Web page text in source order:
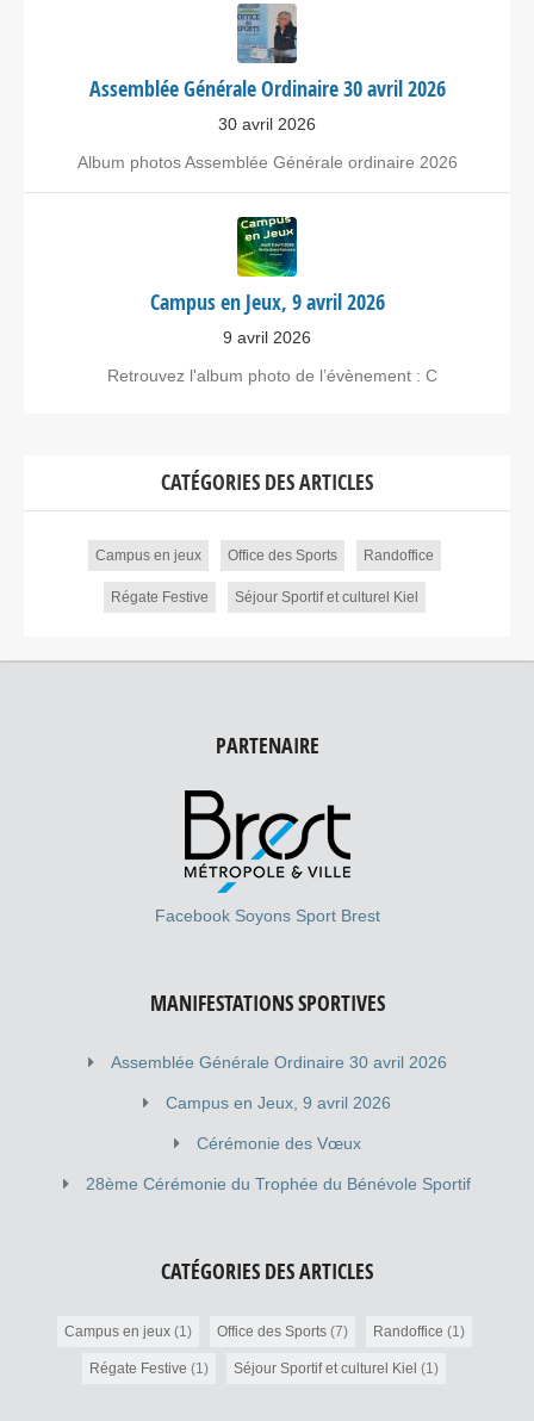
Assemblée Générale Ordinaire 30 avril 2026
30 avril 2026
Album photos Assemblée Générale ordinaire 2026
Campus en Jeux, 9 avril 2026
9 avril 2026
Retrouvez l'album photo de l’évènement : C
CATÉGORIES DES ARTICLES
Campus en jeux Office des Sports Randoffice
Régate Festive Séjour Sportif et culturel Kiel
PARTENAIRE
Facebook Soyons Sport Brest
MANIFESTATIONS SPORTIVES
Assemblée Générale Ordinaire 30 avril 2026
Campus en Jeux, 9 avril 2026
Cérémonie des Vœux
28ème Cérémonie du Trophée du Bénévole Sportif
CATÉGORIES DES ARTICLES
Campus en jeux(1) Office des Sports(7) Randoffice (1)
Régate Festive (1) Séjour Sportif et culturel Kiel (1)